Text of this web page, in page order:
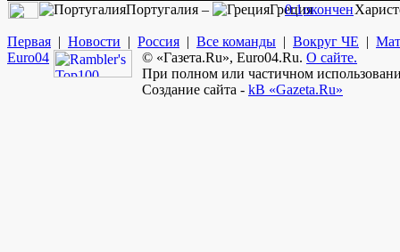
Португалия – Греция
0:1окончен
Первая | Новости | Россия | Все команды | Вокруг ЧЕ |
Euro04 © «Газета.Ru», Euro04.Ru. О сайте.
При полном или частичном
Создание сайта - kB «Gazeta.Ru»